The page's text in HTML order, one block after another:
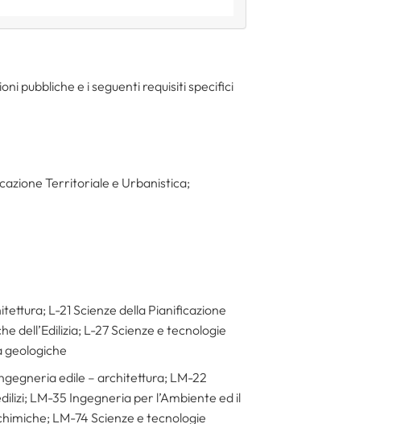
pubbliche e i seguenti requisiti specifici
Territoriale e Urbanistica;
L-21 Scienze della Pianificazione
dell’Edilizia; L-27 Scienze e tecnologie
geologiche
edile – architettura; LM-22
LM-35 Ingegneria per l’Ambiente ed il
LM-74 Scienze e tecnologie